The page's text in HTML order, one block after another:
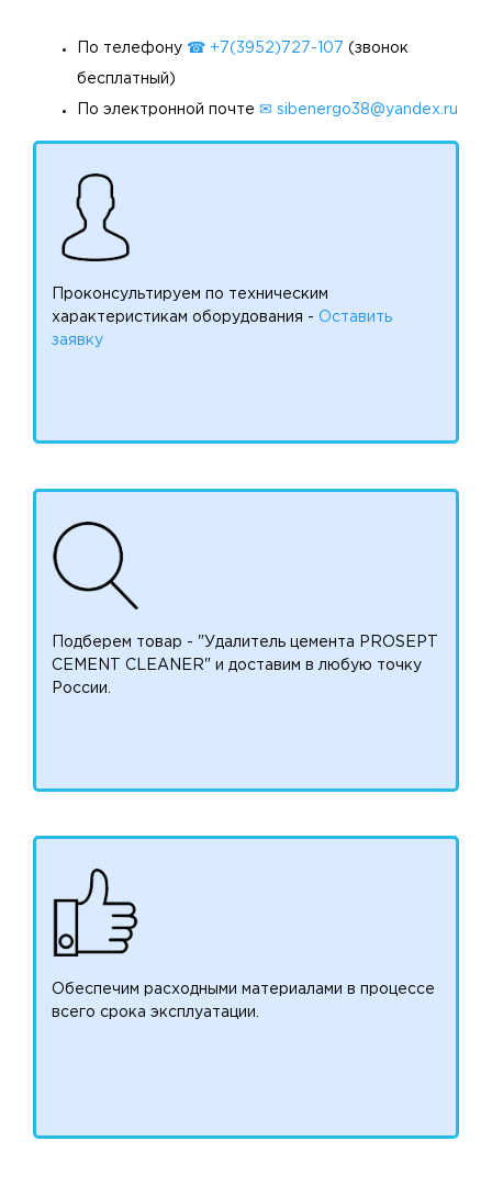
По телефону ☎ +7(3952)727-107 (звонок
бесплатный)
По электронной почте ✉ sibenergo38@yandex.ru
Проконсультируем по техническим
характеристикам оборудования - Оставить
заявку
Подберем товар - "Удалитель цемента PROSEPT
CEMENT CLEANER" и доставим в любую точку
России.
Обеспечим расходными материалами в процессе
всего срока эксплуатации.